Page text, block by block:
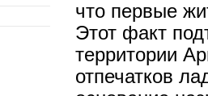
что первые
Этот факт
территории
отпечатков